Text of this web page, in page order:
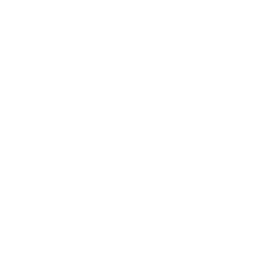
ni con esa sonrisa hipócrita que tiene, creo